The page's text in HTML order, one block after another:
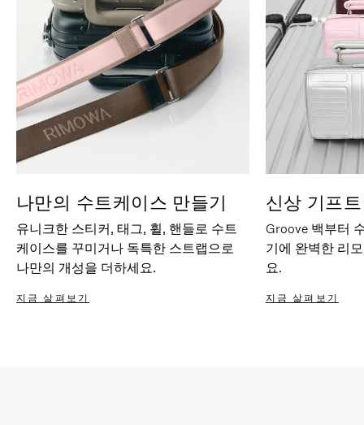
나만의 수트케이스 만들기
유니크한 스티커, 태그, 휠, 핸들로 수트
케이스를 꾸미거나 독특한 스트랩으로
나만의 개성을 더하세요.
지금 살펴보기
신상 기프
Groove 백부터
기에 완벽한 리
요.
지금 살펴보기